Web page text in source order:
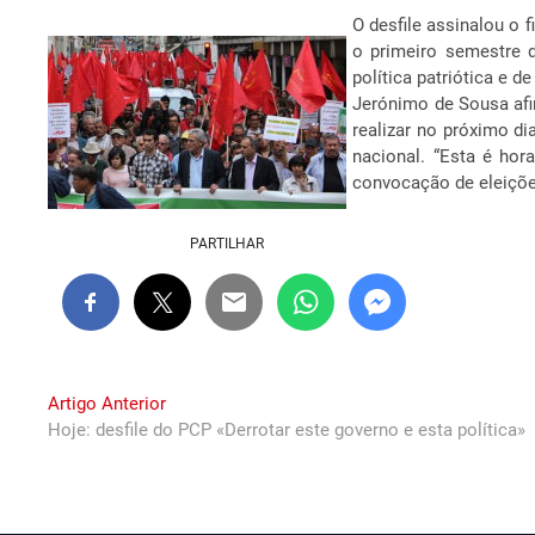
O desfile assinalou o
o primeiro semestre
política patriótica e
Jerónimo de Sousa
realizar no próximo
nacional. “Esta é
convocação de
PARTILHAR
Navegação
de
Artigo AnteriorPrevious
post:
Hoje: desfile do PCP «Derrotar este governo e esta política»